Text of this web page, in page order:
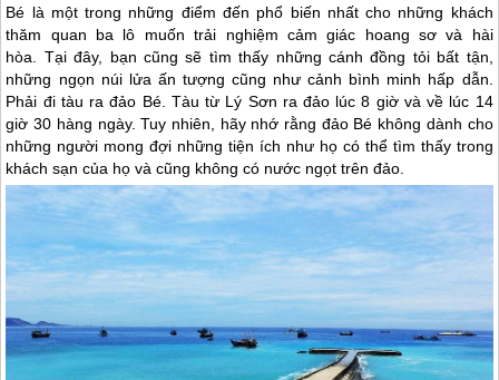
Bé là một trong những điểm đến phổ biến nhất cho những khách
thăm quan ba lô muốn trải nghiệm cảm giác hoang sơ và hài
hòa. Tại đây, bạn cũng sẽ tìm thấy những cánh đồng tỏi bất tận,
những ngọn núi lửa ấn tượng cũng như cảnh bình minh hấp dẫn.
Phải đi tàu ra đảo Bé. Tàu từ Lý Sơn ra đảo lúc 8 giờ và về lúc 14
giờ 30 hàng ngày. Tuy nhiên, hãy nhớ rằng đảo Bé không dành cho
những người mong đợi những tiện ích như họ có thể tìm thấy trong
khách sạn của họ và cũng không có nước ngọt trên đảo.